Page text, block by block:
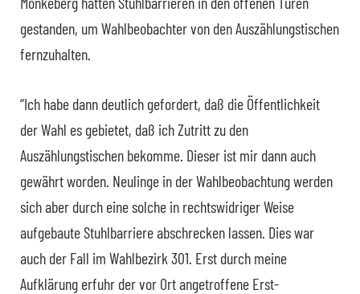
gestanden, um Wahlbeobachter von den Auszählungstischen
fernzuhalten.
“Ich habe dann deutlich gefordert, daß die Öffentlichkeit
der Wahl es gebietet, daß ich Zutritt zu den
Auszählungstischen bekomme. Dieser ist mir dann auch
gewährt worden. Neulinge in der Wahlbeobachtung werden
sich aber durch eine solche in rechtswidriger Weise
aufgebaute Stuhlbarriere abschrecken lassen. Dies war
auch der Fall im Wahlbezirk 301. Erst durch meine
Aufklärung erfuhr der vor Ort angetroffene Erst-